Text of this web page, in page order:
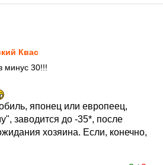
Квас
минус 30!!!
японец или европеец,
заводится до -35*, после
хозяина. Если, конечно,